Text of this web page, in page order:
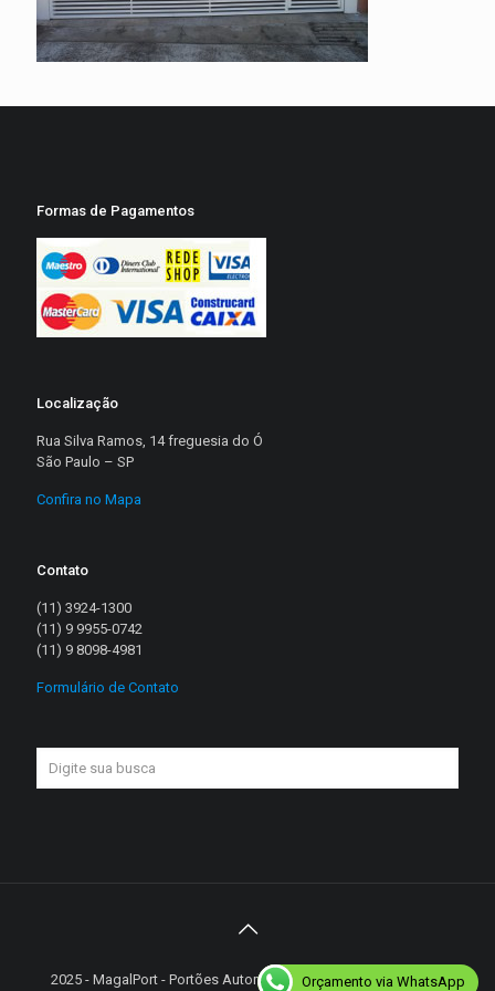
Formas de Pagamentos
Localização
Rua Silva Ramos, 14 freguesia do Ó
São Paulo – SP
Confira no Mapa
Contato
(11) 3924-1300
(11) 9 9955-0742
(11) 9 8098-4981
Formulário de Contato
2025 - MagalPort - Portões Automáticos - Diretos reservados |
Orçamento via WhatsApp